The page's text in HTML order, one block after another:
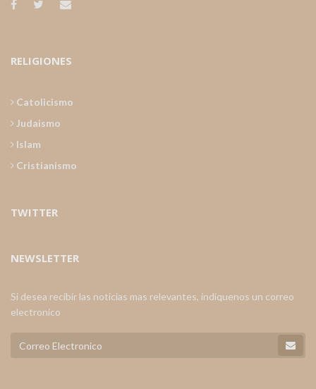
RELIGIONES
Catolicismo
Judaismo
Islam
Cristianismo
TWITTER
NEWSLETTER
Si desea recibir las noticias mas relevantes, indiquenos un correo
electronico